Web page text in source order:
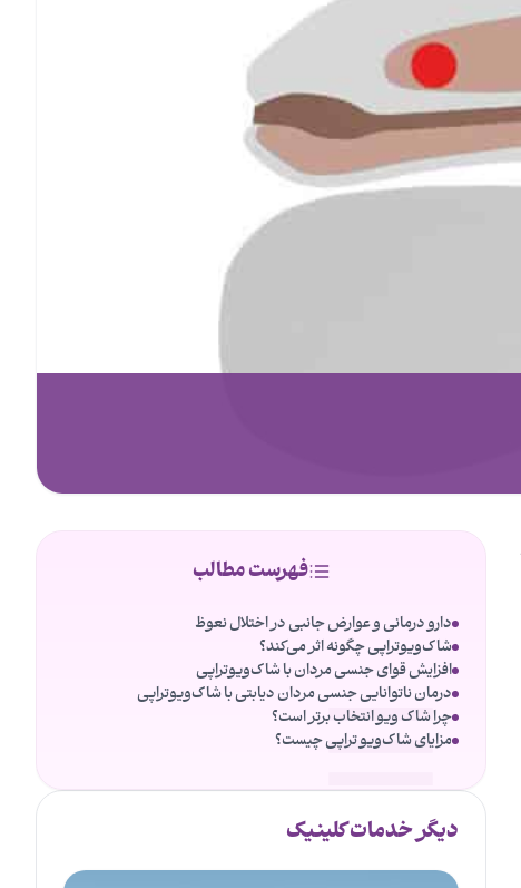
فهرست مطالب
دارو درمانی و عوارض جانبی در اختلال نعوظ
شاک‌ویوتراپی چگونه اثر می‌کند؟
افزایش قوای جنسی مردان با شاک‌ویوتراپی
درمان ناتوانایی جنسی مردان دیابتی با شاک‌ویوتراپی
چرا شاک ویو انتخاب برتر است؟
مزایای شاک‌ویو تراپی چیست؟
دیگر خدمات کلینیک